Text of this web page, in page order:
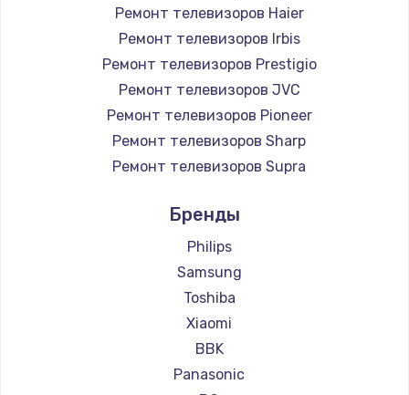
Заказать
Замена микросхемы NFC
1100 руб.
Заказать
Замена шим-контроллера
Заказать
Настройка Wi-Fi
1030 руб.
Заказать
Замена вебкамеры
Ремонт телевизоров Haier
Ремонт телевизоров Irbis
Ремонт телевизоров Prestigio
Ремонт телевизоров JVC
Ремонт телевизоров Pioneer
Ремонт телевизоров Sharp
Ремонт телевизоров Supra
Ремонт телевизоров Hisense
Ремонт телевизоров Daewoo
Ремонт телевизоров Centek
Ремонт телевизоров Telefunken
Ремонт телевизоров Hyundai
Ремонт телевизоров Doffler
Ремонт телевизоров Hiper
Бренды
Philips
Samsung
Toshiba
Xiaomi
BBK
Panasonic